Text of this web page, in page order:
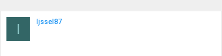
I Ijssel87